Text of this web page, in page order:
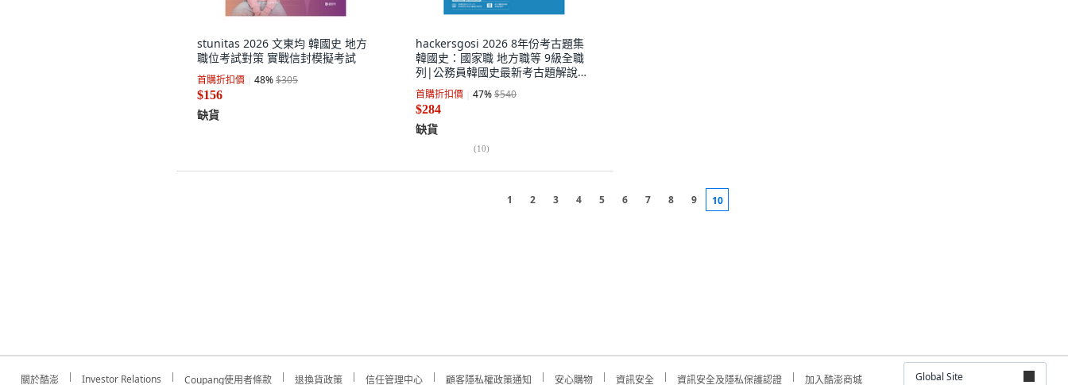
stunitas 2026 文東均 韓國史 地方
職位考試對策 實戰信封模擬考試
首購折扣價 48%$305
$156
缺貨
hackersgosi 2026 8年份考古題集
韓國史：國家職 地方職等 9級全職
列|公務員韓國史最新考古題解說免
費特講|手機自動評分及成績分析服
務|公務員線上課程
首購折扣價 47%$540
$284
缺貨
(10)
1 2 3 4 5 6 7 8 9 10
關於酷澎 Investor Relations Coupang使用者條款 退換貨政策 信任管理中心 顧客隱私權政策通知 安心購物 資訊安全 資訊安全及隱私保護認證 加入酷澎商城 Global Site